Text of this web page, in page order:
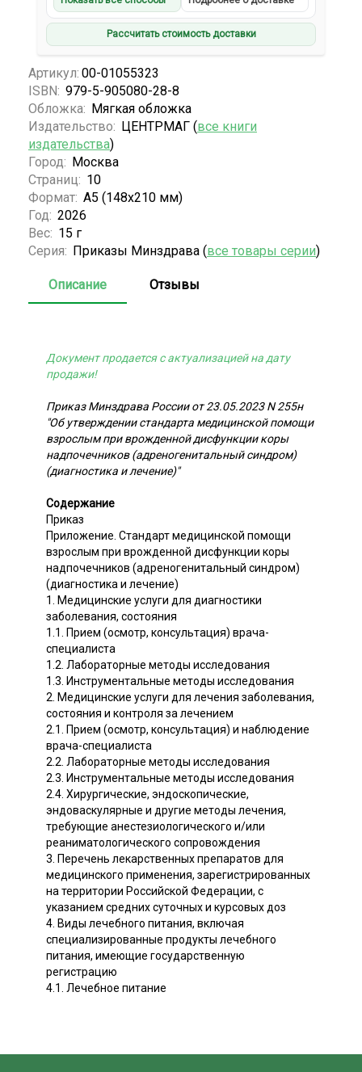
Рассчитать стоимость доставки
Артикул: 00-01055323
ISBN: 979-5-905080-28-8
Обложка: Мягкая обложка
Издательство: ЦЕНТРМАГ (все книги
издательства)
Город: Москва
Страниц: 10
Формат: А5 (148x210 мм)
Год: 2026
Вес: 15 г
Серия: Приказы Минздрава (все товары серии)
Описание Отзывы
Документ продается с актуализацией на дату
продажи!
Приказ Минздрава России от 23.05.2023 N 255н
"Об утверждении стандарта медицинской помощи
взрослым при врожденной дисфункции коры
надпочечников (адреногенитальный синдром)
(диагностика и лечение)"
Содержание
Приказ
Приложение. Стандарт медицинской помощи
взрослым при врожденной дисфункции коры
надпочечников (адреногенитальный синдром)
(диагностика и лечение)
1. Медицинские услуги для диагностики
заболевания, состояния
1.1. Прием (осмотр, консультация) врача-
специалиста
1.2. Лабораторные методы исследования
1.3. Инструментальные методы исследования
2. Медицинские услуги для лечения заболевания,
состояния и контроля за лечением
2.1. Прием (осмотр, консультация) и наблюдение
врача-специалиста
2.2. Лабораторные методы исследования
2.3. Инструментальные методы исследования
2.4. Хирургические, эндоскопические,
эндоваскулярные и другие методы лечения,
требующие анестезиологического и/или
реаниматологического сопровождения
3. Перечень лекарственных препаратов для
медицинского применения, зарегистрированных
на территории Российской Федерации, с
указанием средних суточных и курсовых доз
4. Виды лечебного питания, включая
специализированные продукты лечебного
питания, имеющие государственную
регистрацию
4.1. Лечебное питание